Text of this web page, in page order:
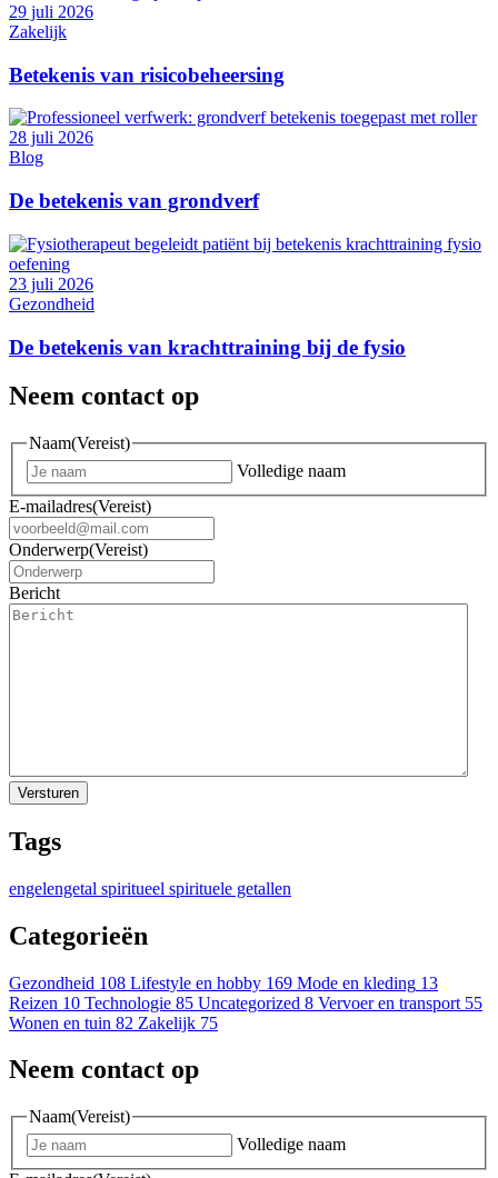
29 juli 2026
Zakelijk
Betekenis van risicobeheersing
28 juli 2026
Blog
De betekenis van grondverf
23 juli 2026
Gezondheid
De betekenis van krachttraining bij de fysio
Neem contact op
Naam(Vereist)
Volledige naam
E-mailadres(Vereist)
Onderwerp(Vereist)
Bericht
Tags
engelengetal spiritueel spirituele getallen
Categorieën
Gezondheid 108 Lifestyle en hobby 169 Mode en kleding 13
Reizen 10 Technologie 85 Uncategorized 8 Vervoer en transport 55
Wonen en tuin 82 Zakelijk 75
Neem contact op
Naam(Vereist)
Volledige naam